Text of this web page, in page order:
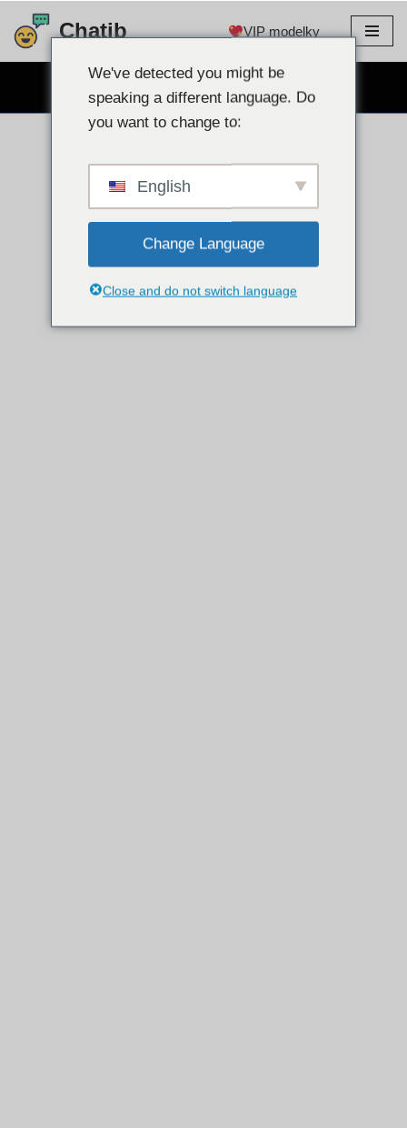
Preskočiť
Chatib VIP modelky
BEZPLATNÝ WEBKAMEROVÝ CHAT
We've detected you might be
speaking a different language. Do
you want to change to:
English
Change Language
Close and do not switch language